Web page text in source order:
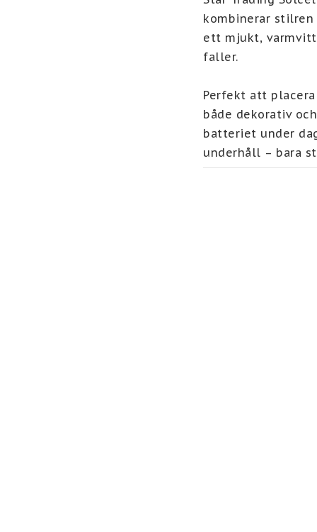
kombinerar
ett mjukt, varmvitt
faller.
Perfekt att
både dekorativ
batteriet under
underhåll – bara